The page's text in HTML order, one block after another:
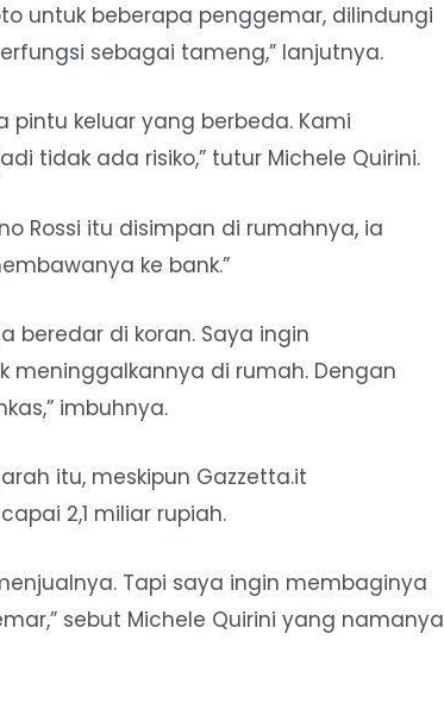
untuk beberapa penggemar, dilindungi
sebagai tameng,” lanjutnya.
pintu keluar yang berbeda. Kami
tidak ada risiko,” tutur Michele Quirini.
Rossi itu disimpan di rumahnya, ia
ke bank.”
beredar di koran. Saya ingin
di rumah. Dengan
imbuhnya.
itu, meskipun Gazzetta.it
2,1 miliar rupiah.
Tapi saya ingin membaginya
sebut Michele Quirini yang namanya